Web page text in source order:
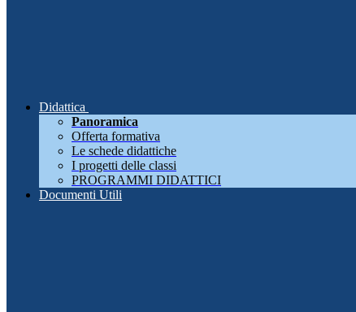
Didattica
Panoramica
Offerta formativa
Le schede didattiche
I progetti delle classi
PROGRAMMI DIDATTICI
Documenti Utili